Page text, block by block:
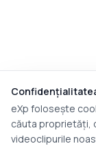
eXp folosește
căuta proprietăți,
videoclipurile